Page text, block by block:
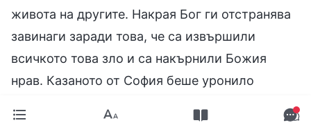
живота на другите. Накрая Бог ги отстранява
завинаги заради това, че са извършили
всичкото това зло и са накърнили Божия
нрав. Казаното от София беше уронило
отмъстя. Изглежда единственият начин да се